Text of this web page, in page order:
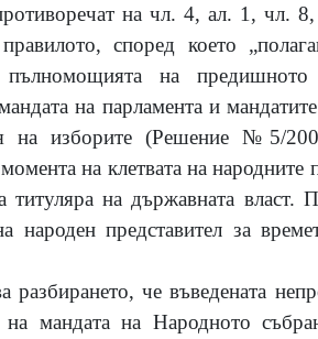
на чл. 4, ал. 1, чл.
според което
пълномощията на
на парламента и
на изборите (Решение №5/
на клетвата на
титуляра на държавната
народен представител за
разбирането, че въведената
на мандата на Народното